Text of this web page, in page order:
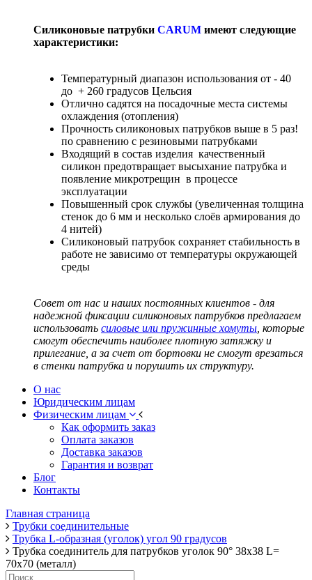
Силиконовые патрубки CARUM имеют следующие
характеристики:
Температурный диапазон использования от - 40
до + 260 градусов Цельсия
Отлично садятся на посадочные места системы
охлаждения (отопления)
Прочность силиконовых патрубков выше в 5 раз!
по сравнению с резиновыми патрубками
Входящий в состав изделия качественный
силикон предотвращает высыхание патрубка и
появление микротрещин в процессе
эксплуатации
Повышенный срок службы (увеличенная толщина
стенок до 6 мм и несколько слоёв армирования до
4 нитей)
Силиконовый патрубок сохраняет стабильность в
работе не зависимо от температуры окружающей
среды
Совет от нас и наших постоянных клиентов - для
надежной фиксации силиконовых патрубков предлагаем
использовать силовые или пружинные хомуты , которые
смогут обеспечить наиболее плотную затяжку и
прилегание, а за счет от бортовки не смогут врезаться
в стенки патрубка и порушить их структуру.
О нас
Юридическим лицам
Физическим лицам
Как оформить заказ
Оплата заказов
Доставка заказов
Гарантия и возврат
Блог
Контакты
Главная страница
Трубки соединительные
Трубка L-образная (уголок) угол 90 градусов
Трубка соединитель для патрубков уголок 90° 38x38 L=
70x70 (металл)